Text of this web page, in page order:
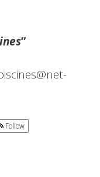
”
Follow